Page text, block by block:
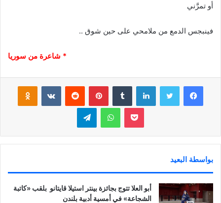
أو تمرَّني
فينبجس الدمع من ملامحي على حين شوق ..
* شاعرة من سوريا
فيسبوك لينكدإن بينتيريست
بوكيت واتساب تيلقرام
بواسطة البعيد
أبو العلا تتوج بجائزة بينتر استيلا قايتانو بلقب «كاتبة
الشجاعة» في أمسية أدبية بلندن